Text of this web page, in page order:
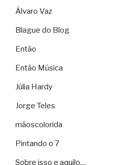
Álvaro Vaz
Blague do Blog
Então
Então Música
Júlia Hardy
Jorge Teles
mãoscolorida
Pintando o 7
Sobre isso e aquilo…